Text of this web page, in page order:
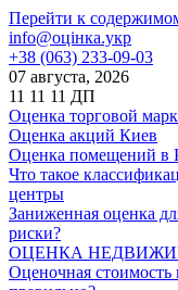
Перейти к
info@оцінка.укр
+38 (063) 233-09-03
07 августа, 2026
11 11 11 ДП
Оценка торговой
Оценка акций Киев
Оценка помещений в
Что такое
центры
Заниженная оценка
риски?
ОЦЕНКА
Оценочная